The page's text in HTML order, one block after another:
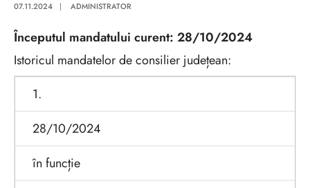
07.11.2024 | ADMINISTRATOR
Începutul mandatului curent: 28/10/2024
Istoricul mandatelor de consilier județean:
1.
28/10/2024
în funcție